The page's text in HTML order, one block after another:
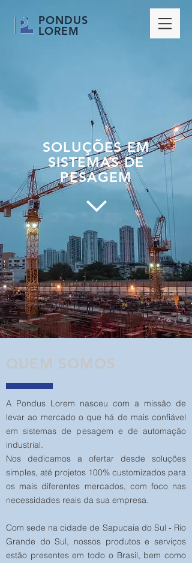
PONDUS
LOREM
SOLUÇÕES EM
SISTEMAS DE
PESAGEM
QUEM SOMOS
A Pondus Lorem nasceu com a missão de
levar ao mercado o que há de mais confiável
em sistemas de pesagem e de automação
industrial.
Nos dedicamos a ofertar desde soluções
simples, até projetos 100% customizados para
os mais diferentes mercados, com foco nas
necessidades reais da sua empresa.
Com sede na cidade de Sapucaia do Sul - Rio
Grande do Sul, nossos produtos e serviços
estão presentes em todo o Brasil, bem como